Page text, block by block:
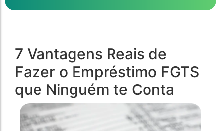
HOME EQUITY
Produtos
Consignado
taxas muito menores do que o cartão de crédito,
cheque especial ou empréstimo pessoal.
Empréstimo CLT
HOME EQUITY
Produtos
Consignado
taxas muito menores do que o cartão de crédito,
cheque especial ou empréstimo pessoal.
Empréstimo CLT
7 Vantagens Reais de
Fazer o Empréstimo FGTS
que Ninguém te Conta